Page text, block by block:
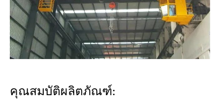
คุณสมบัติผลิตภัณฑ์: